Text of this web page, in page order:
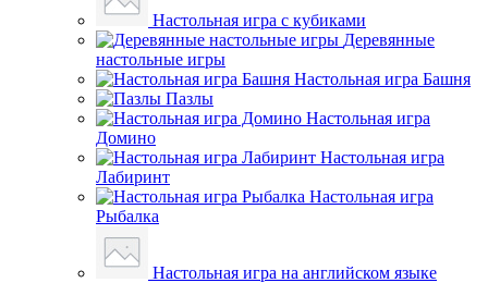
Настольная игра с кубиками
Деревянные
настольные игры
Настольная игра Башня
Пазлы
Настольная игра
Домино
Настольная игра
Лабиринт
Настольная игра
Рыбалка
Настольная игра на английском языке